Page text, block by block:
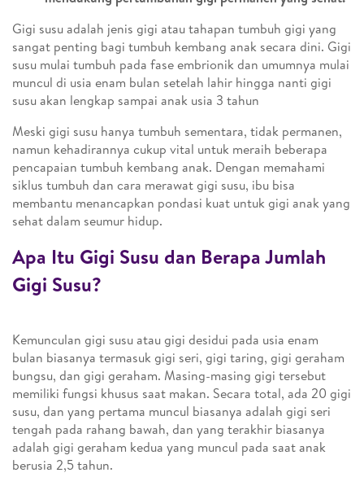
Gigi susu adalah jenis gigi atau tahapan tumbuh gigi yang
sangat penting bagi tumbuh kembang anak secara dini. Gigi
susu mulai tumbuh pada fase embrionik dan umumnya mulai
muncul di usia enam bulan setelah lahir hingga nanti gigi
susu akan lengkap sampai anak usia 3 tahun
Meski gigi susu hanya tumbuh sementara, tidak permanen,
namun kehadirannya cukup vital untuk meraih beberapa
pencapaian tumbuh kembang anak. Dengan memahami
siklus tumbuh dan cara merawat gigi susu, ibu bisa
membantu menancapkan pondasi kuat untuk gigi anak yang
sehat dalam seumur hidup.
Apa Itu Gigi Susu dan Berapa Jumlah
Gigi Susu?
Kemunculan gigi susu atau gigi desidui pada usia enam
bulan biasanya termasuk gigi seri, gigi taring, gigi geraham
bungsu, dan gigi geraham. Masing-masing gigi tersebut
memiliki fungsi khusus saat makan. Secara total, ada 20 gigi
susu, dan yang pertama muncul biasanya adalah gigi seri
tengah pada rahang bawah, dan yang terakhir biasanya
adalah gigi geraham kedua yang muncul pada saat anak
berusia 2,5 tahun.